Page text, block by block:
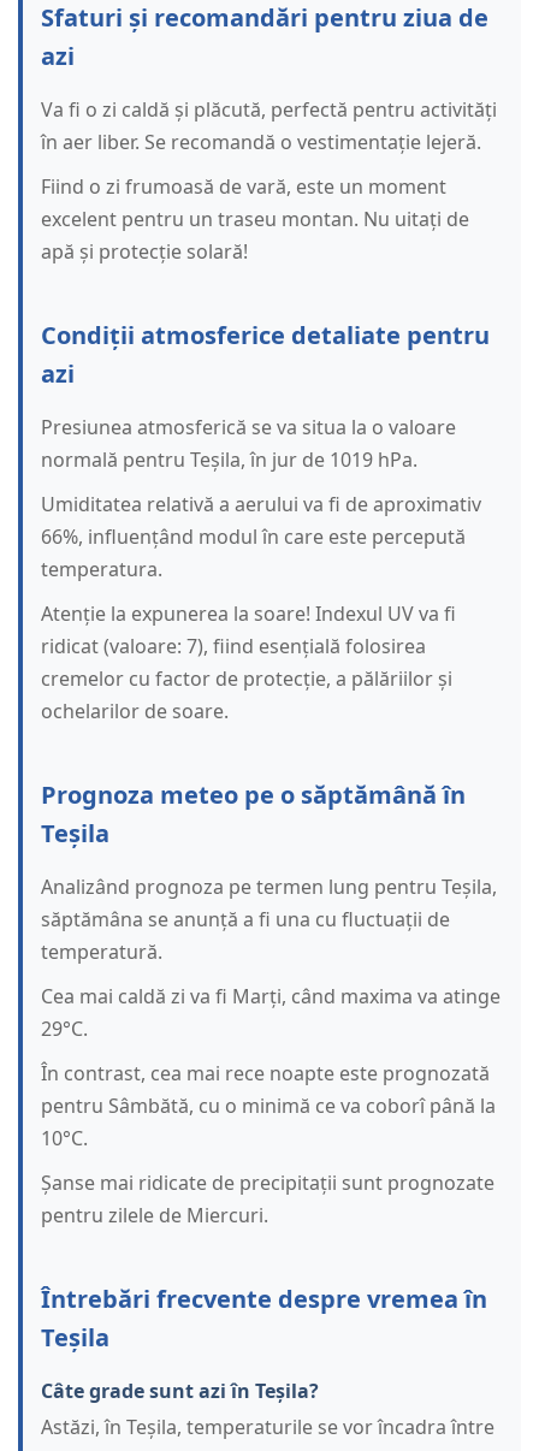
Sfaturi și recomandări pentru ziua de
azi
Va fi o zi caldă și plăcută, perfectă pentru activități
în aer liber. Se recomandă o vestimentație lejeră.
Fiind o zi frumoasă de vară, este un moment
excelent pentru un traseu montan. Nu uitați de
apă și protecție solară!
Condiții atmosferice detaliate pentru
azi
Presiunea atmosferică se va situa la o valoare
normală pentru Teșila, în jur de 1019 hPa.
Umiditatea relativă a aerului va fi de aproximativ
66%, influențând modul în care este percepută
temperatura.
Atenție la expunerea la soare! Indexul UV va fi
ridicat (valoare: 7), fiind esențială folosirea
cremelor cu factor de protecție, a pălăriilor și
ochelarilor de soare.
Prognoza meteo pe o săptămână în
Teșila
Analizând prognoza pe termen lung pentru Teșila,
săptămâna se anunță a fi una cu fluctuații de
temperatură.
Cea mai caldă zi va fi Marți, când maxima va atinge
29°C.
În contrast, cea mai rece noapte este prognozată
pentru Sâmbătă, cu o minimă ce va coborî până la
10°C.
Șanse mai ridicate de precipitații sunt prognozate
pentru zilele de Miercuri.
Întrebări frecvente despre vremea în
Teșila
Câte grade sunt azi în Teșila?
Astăzi, în Teșila, temperaturile se vor încadra între